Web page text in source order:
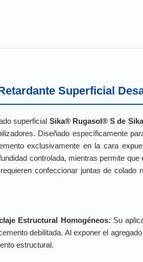
Superficial
superficial Sika® Rugasol® S de Sika
Diseñado específicamente
exclusivamente en la cara
controlada, mientras permite
confeccionar juntas de
Estructural Homogéneos: Su
debilitada. Al exponer el
estructural.